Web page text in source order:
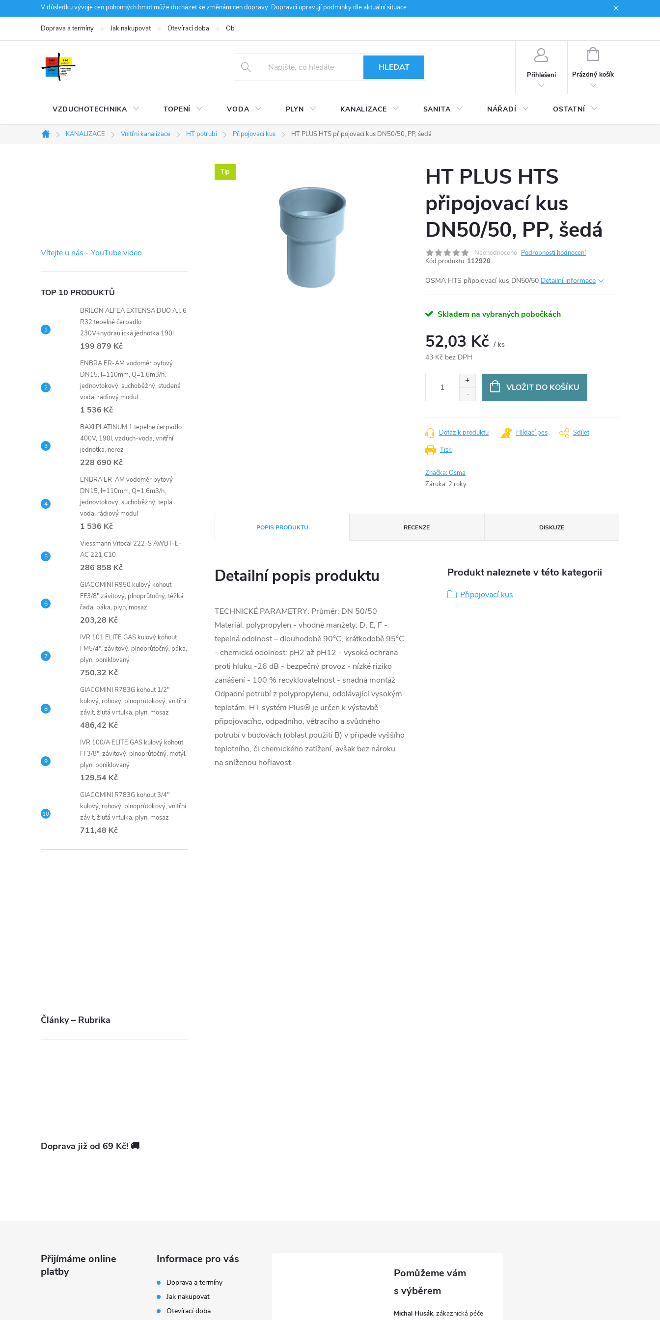
na
V důsledku vývoje cen pohonných hmot může docházet ke změnám cen dopravy. Dopravci upravují podmínky dle aktuální situace.
Doprava a termíny Jak nakupovat Otevírací doba Obchodní podmínky
HLEDAT
Přihlášení
NÁKUPNÍ
Prázdný košík
VZDUCHOTECHNIKA TOPENÍ VODA PLYN KANALIZACE SANITA NÁŘADÍ OSTATNÍ
Domů
KANALIZACE Vnitřní kanalizace HT potrubí Připojovací kus HT PLUS HTS připojovací kus DN50/50, PP, šedá
t
r
a
n
p
n
l
Vítejte u nás - YouTube video
TOP 10 PRODUKTŮ
BRILON ALFEA EXTENSA DUO A.I. 6
R32 tepelné čerpadlo
230V+hydraulická jednotka 190l
199 879 Kč
ENBRA ER-AM vodoměr bytový
DN15, l=110mm, Q=1,6m3/h,
jednovtokový, suchoběžný, studená
voda, rádiový modul
1 536 Kč
BAXI PLATINUM 1 tepelné čerpadlo
400V, 190l, vzduch-voda, vnitřní
jednotka, nerez
228 690 Kč
ENBRA ER-AM vodoměr bytový
DN15, l=110mm, Q=1,6m3/h,
jednovtokový, suchoběžný, teplá
voda, rádiový modul
1 536 Kč
Viessmann Vitocal 222-S AWBT-E-
AC 221.C10
286 858 Kč
GIACOMINI R950 kulový kohout
FF3/8" závitový, plnoprůtočný, těžká
řada, páka, plyn, mosaz
203,28 Kč
IVR 101 ELITE GAS kulový kohout
FM5/4", závitový, plnoprůtočný, páka,
plyn, poniklovaný
750,32 Kč
GIACOMINI R783G kohout 1/2"
kulový, rohový, plnoprůtokový, vnitřní
závit, žlutá vrtulka, plyn, mosaz
486,42 Kč
IVR 100/A ELITE GAS kulový kohout
FF3/8", závitový, plnoprůtočný, motýl,
plyn, poniklovaný
129,54 Kč
GIACOMINI R783G kohout 3/4"
kulový, rohový, plnoprůtokový, vnitřní
závit, žlutá vrtulka, plyn, mosaz
711,48 Kč
Články – Rubrika
Doprava již od 69 Kč! 🚚
Tip
HT PLUS HTS
připojovací kus
DN50/50, PP, šedá
Neohodnoceno Podrobnosti hodnocení
Kód produktu: 112920
OSMA HTS připojovací kus DN50/50 Detailní informace
Skladem na vybraných pobočkách
52,03 Kč / ks
43 Kč bez DPH
VLOŽIT DO KOŠÍKU
Tisk
Dotaz k produktu Hlídací pes Sdílet
Značka:Osma
Záruka: 2 roky
POPIS PRODUKTU RECENZE DISKUZE
Detailní popis produktu
TECHNICKÉ PARAMETRY: Průměr: DN 50/50
Materiál: polypropylen - vhodné manžety: D, E, F -
tepelná odolnost – dlouhodobě 90°C, krátkodobě 95°C
- chemická odolnost: pH2 až pH12 - vysoká ochrana
proti hluku -26 dB - bezpečný provoz - nízké riziko
zanášení - 100 % recyklovatelnost - snadná montáž
Odpadní potrubí z polypropylenu, odolávající vysokým
teplotám. HT systém Plus® je určen k výstavbě
připojovacího, odpadního, větracího a svůdného
potrubí v budovách (oblast použití B) v případě vyššího
teplotního, či chemického zatížení, avšak bez nároku
na sníženou hořlavost.
Produkt naleznete v této kategorii
Připojovací kus
Přijímáme online
platby
Informace pro vás
Doprava a termíny
Jak nakupovat
Otevírací doba
Michal Husák